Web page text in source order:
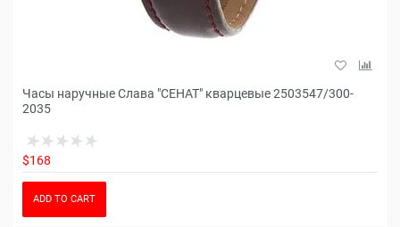
Часы наручные Слава "СЕНАТ" кварцевые 2503547/300-
2035
$168
ADD TO CART